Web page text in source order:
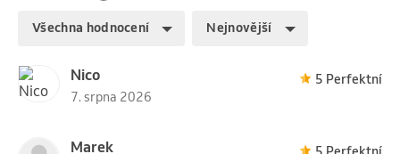
Všechna hodnocení Nejnovější
Nico
7. srpna 2026
5 Perfektní
Marek